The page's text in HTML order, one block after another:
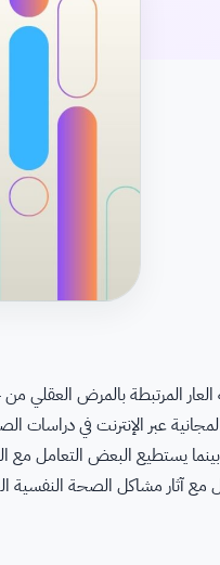
المرتبطة بالمرض
عبر الإنترنت في
يستطيع البعض التعامل مع
مع آثار مشاكل الصحة النفسية